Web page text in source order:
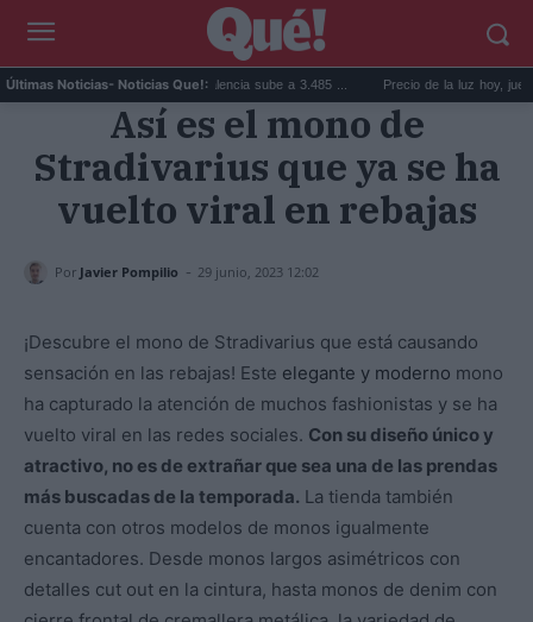
Últimas Noticias- Noticias Que!:
El precio de la vivienda en Valencia sube a 3.485 ... Precio de la luz hoy, jueves
Así es el mono de
Stradivarius que ya se ha
vuelto viral en rebajas
Por Javier Pompilio - 29 junio, 2023 12:02
¡Descubre el mono de Stradivarius que está causando
sensación en las rebajas! Este elegante y moderno mono
ha capturado la atención de muchos fashionistas y se ha
vuelto viral en las redes sociales. Con su diseño único y
atractivo, no es de extrañar que sea una de las prendas
más buscadas de la temporada. La tienda también
cuenta con otros modelos de monos igualmente
encantadores. Desde monos largos asimétricos con
detalles cut out en la cintura, hasta monos de denim con